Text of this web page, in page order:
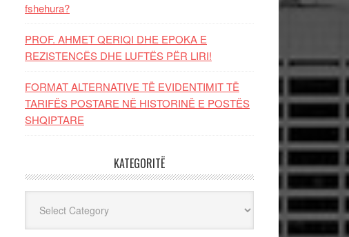
fshehura?
PROF. AHMET QERIQI DHE EPOKA E
REZISTENCЁS DHE LUFTЁS PЁR LIRI!
FORMAT ALTERNATIVE TË EVIDENTIMIT TË
TARIFËS POSTARE NË HISTORINË E POSTËS
SHQIPTARE
KATEGORITË